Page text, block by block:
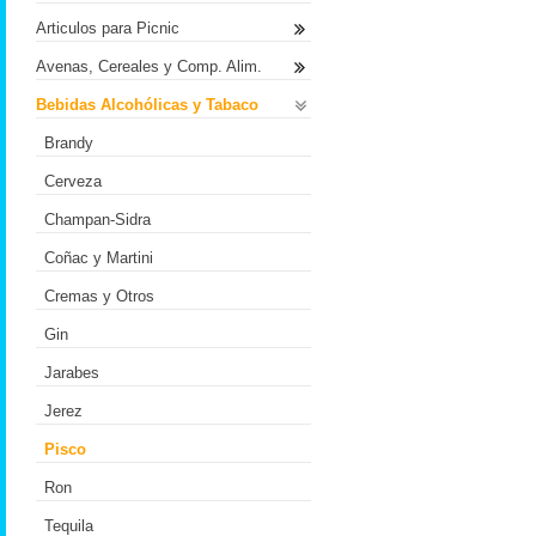
Articulos para Picnic
Avenas, Cereales y Comp. Alim.
Bebidas Alcohólicas y Tabaco
Brandy
Cerveza
Champan-Sidra
Coñac y Martini
Cremas y Otros
Gin
Jarabes
Jerez
Pisco
Ron
Tequila